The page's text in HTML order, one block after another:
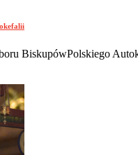
BiskupówPolskiego